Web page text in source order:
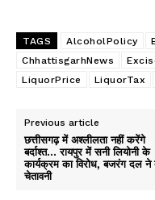
TAGS AlcoholPolicy
ChhattisgarhNews
LiquorPrice
LiquorTax
Previous article
छत्तीसगढ़ में अश्लीलता नहीं करेंगे
बर्दाश्त… रायपुर में सनी लियोनी के
कार्यक्रम का विरोध, बजरंग दल ने
चेतावनी